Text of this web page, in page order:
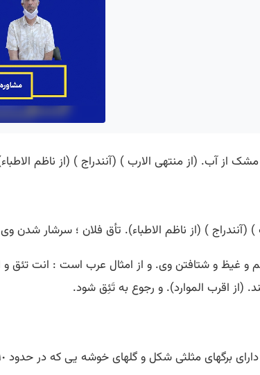
آب. (از منتهی الارب ) (آنندراج ) (از ناظم
) (از ناظم الاطباء). تأق فلان ؛ سرشار شدن
غیظ و شتافتن وی. و از امثال عرب است : انت تئق و
(از اقرب الموارد). و رجوع به تَئِق شود.